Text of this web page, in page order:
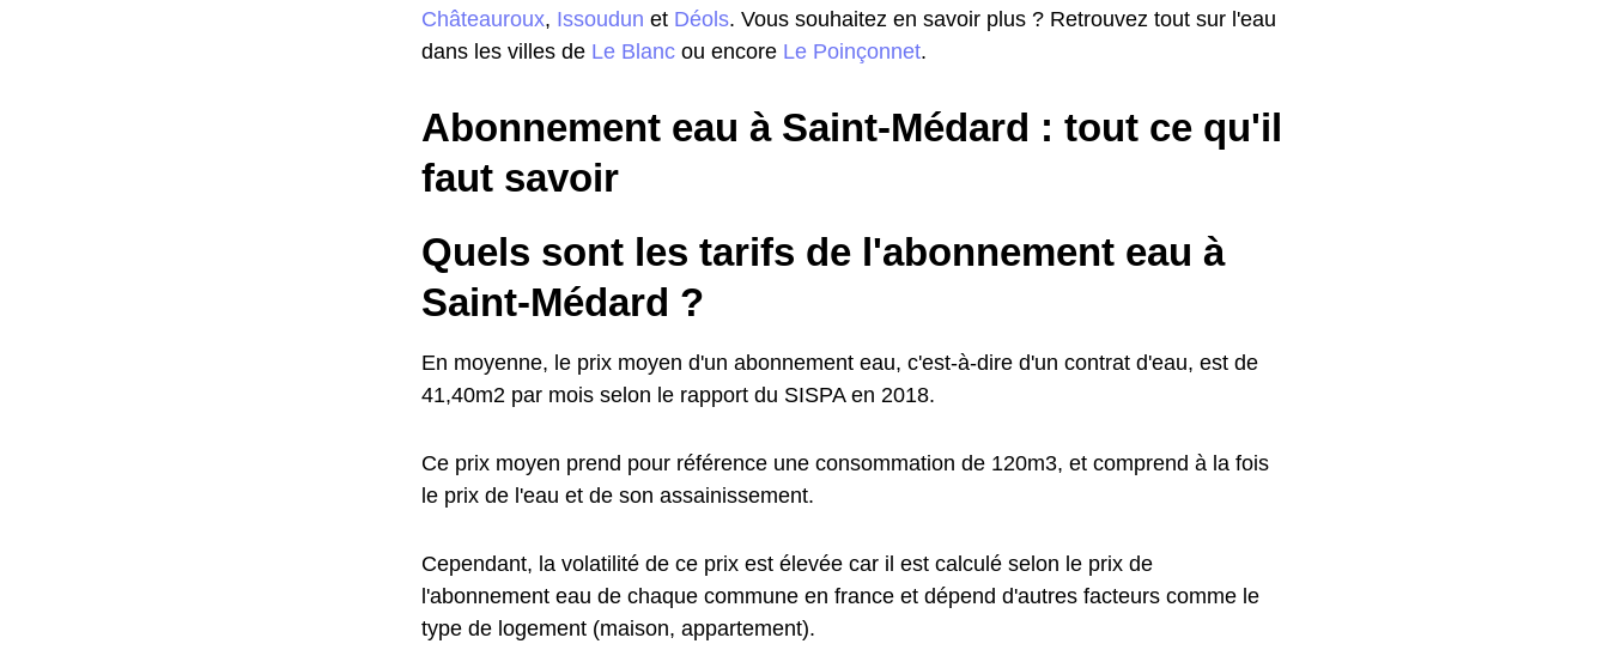
Châteauroux, Issoudun et Déols. Vous souhaitez en savoir plus ? Retrouvez tout sur l'eau
dans les villes de Le Blanc ou encore Le Poinçonnet.
Abonnement eau à Saint-Médard : tout ce qu'il
faut savoir
Quels sont les tarifs de l'abonnement eau à
Saint-Médard ?
En moyenne, le prix moyen d'un abonnement eau, c'est-à-dire d'un contrat d'eau, est de
41,40m2 par mois selon le rapport du SISPA en 2018.
Ce prix moyen prend pour référence une consommation de 120m3, et comprend à la fois
le prix de l'eau et de son assainissement.
Cependant, la volatilité de ce prix est élevée car il est calculé selon le prix de
l'abonnement eau de chaque commune en france et dépend d'autres facteurs comme le
type de logement (maison, appartement).